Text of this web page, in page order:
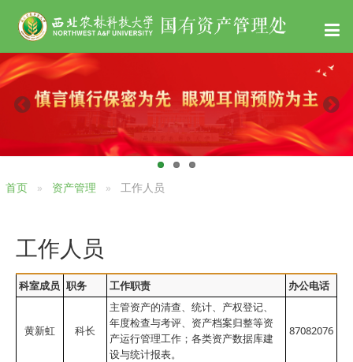
首页 资产管理 工作人员
工作人员
科室成员 职务 工作职责 办公电话
黄新虹 科长
主管资产的清查、统计、产权登记、
年度检查与考评、资产档案归整等资
产运行管理工作；各类资产数据库建
设与统计报表。
87082076